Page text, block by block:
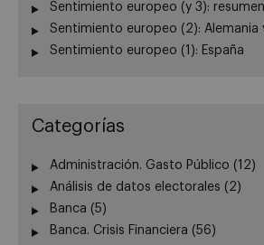
Sentimiento europeo (y 3):
Sentimiento europeo (2): Alemania
Sentimiento europeo (1): España
Categorías
Administración. Gasto Público (12)
Análisis de datos electorales (2)
Banca (5)
Banca. Crisis Financiera (56)